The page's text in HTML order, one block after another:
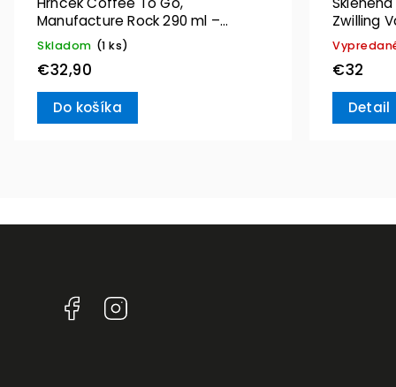
Manufacture Rock 290 ml –
Villeroy & Boch
Skladom (1 ks)
€32,90
Do košíka
Zwilling
€32
Detail
Facebook